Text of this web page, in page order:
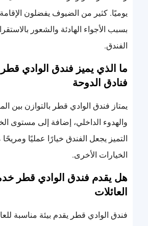
يوميًا. كثير من الضيوف يفضلون
بسبب الأجواء الهادئة والشعور
الفندق.
ما الذي يميز فندق الوادي
فنادق الدوحة
يمتاز فندق الوادي قطر بالتوازن بين
والهدوء الداخلي، إضافة إلى مستوى
التميز يجعل الفندق خيارًا عمليًا
الخيارات الأخرى.
هل يقدم فندق الوادي قطر
العائلات
فندق الوادي قطر يقدم بيئة مناسبة